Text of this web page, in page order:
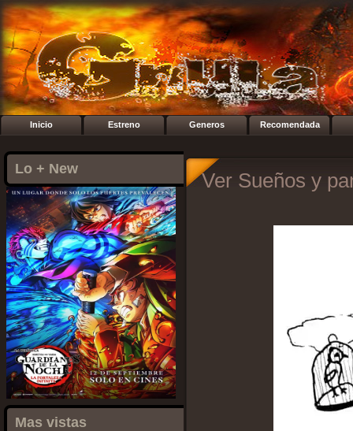
Inicio Estreno Generos Recomendada
Lo + New
Mas vistas
Ver Sueños y